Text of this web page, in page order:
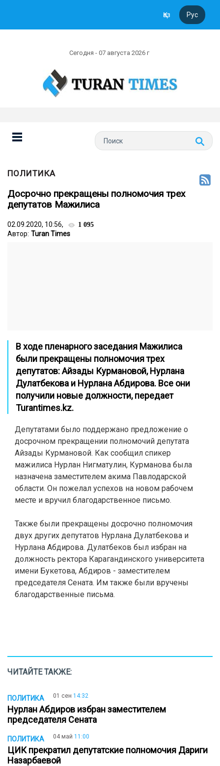
Қаз Рус
Сегодня - 07 августа 2026 г
ПОЛИТИКА
Досрочно прекращены полномочия трех
депутатов Мажилиса
02.09.2020, 10:56, 1 095
Автор: Turan Times
В ходе пленарного заседания Мажилиса
были прекращены полномочия трех
депутатов: Айзады Курмановой, Нурлана
Дулатбекова и Нурлана Абдирова. Все они
получили новые должности, передает
Turantimes.kz.
Депутатами было поддержано предложение о
досрочном прекращении полномочий депутата
Айзады Курмановой. Как сообщил спикер
мажилиса Нурлан Нигматулин, Курманова была
назначена заместителем акима Павлодарской
области. Он пожелал успехов на новом рабочем
месте и вручил благодарственное письмо.
Также были прекращены досрочно полномочия
двух других депутатов Нурлана Дулатбекова и
Нурлана Абдирова. Дулатбеков был избран на
должность ректора Карагандинского университета
имени Букетова, Абдиров - заместителем
председателя Сената. Им также были вручены
благодарственные письма.
ЧИТАЙТЕ ТАКЖЕ:
ПОЛИТИКА 01 сен 14:32
Нурлан Абдиров избран заместителем
председателя Сената
ПОЛИТИКА 04 май 11:00
ЦИК прекратил депутатские полномочия Дариги
Назарбаевой